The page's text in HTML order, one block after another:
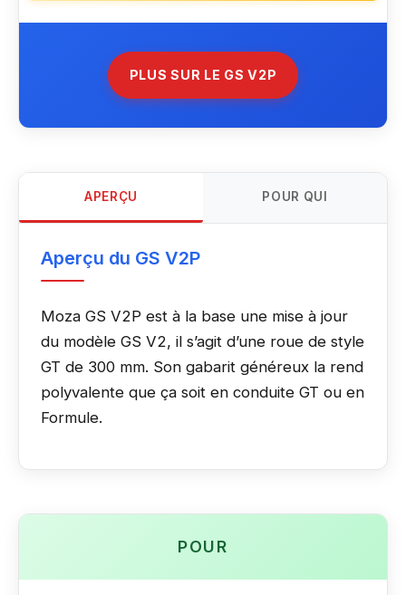
PLUS SUR LE GS V2P
APERÇU POUR QUI
Aperçu du GS V2P
Moza GS V2P est à la base une mise à jour
du modèle GS V2, il s’agit d’une roue de style
GT de 300 mm. Son gabarit généreux la rend
polyvalente que ça soit en conduite GT ou en
Formule.
POUR